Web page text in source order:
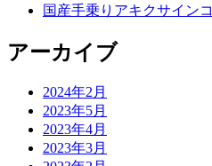
国産手乗りアキクサインコ
アーカイブ
2024年2月
2023年5月
2023年4月
2023年3月